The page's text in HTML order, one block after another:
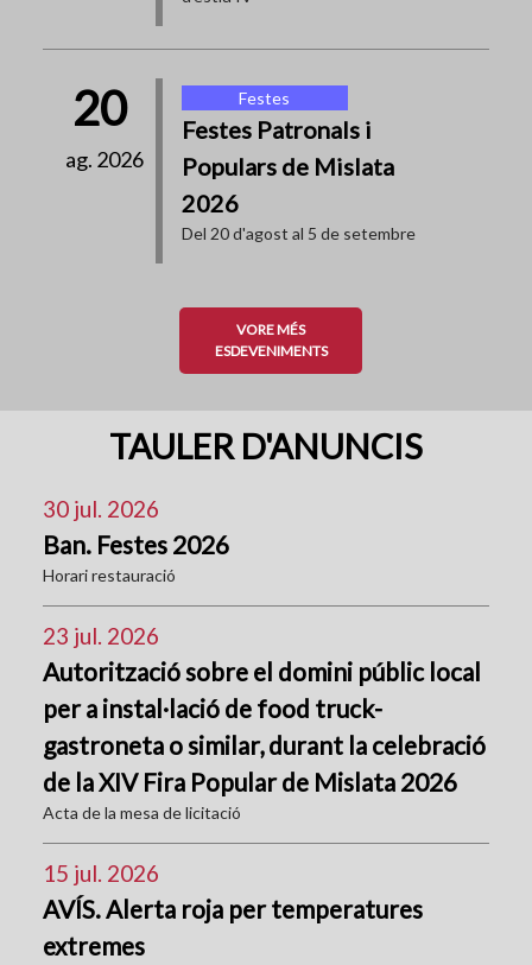
20
ag. 2026
Festes
Festes Patronals i
Populars de Mislata
2026
Del 20 d'agost al 5 de setembre
VORE MÉS
ESDEVENIMENTS
TAULER D'ANUNCIS
30 jul. 2026
Ban. Festes 2026
Horari restauració
23 jul. 2026
Autorització sobre el domini públic local
per a instal·lació de food truck-
gastroneta o similar, durant la celebració
de la XIV Fira Popular de Mislata 2026
Acta de la mesa de licitació
15 jul. 2026
AVÍS. Alerta roja per temperatures
extremes